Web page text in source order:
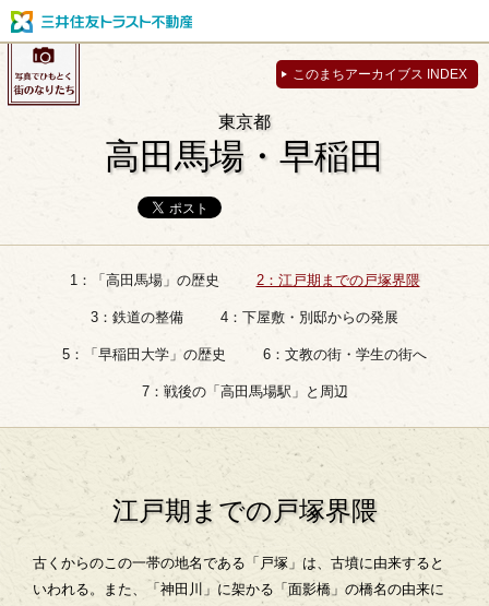
このまちアーカイブス INDEX
東京都
高田馬場・早稲田
1：「高田馬場」の歴史 2：江戸期までの戸塚界隈
3：鉄道の整備 4：下屋敷・別邸からの発展
5：「早稲田大学」の歴史 6：文教の街・学生の街へ
7：戦後の「高田馬場駅」と周辺
江戸期までの戸塚界隈
古くからのこの一帯の地名である「戸塚」は、古墳に由来すると
いわれる。また、「神田川」に架かる「面影橋」の橋名の由来に